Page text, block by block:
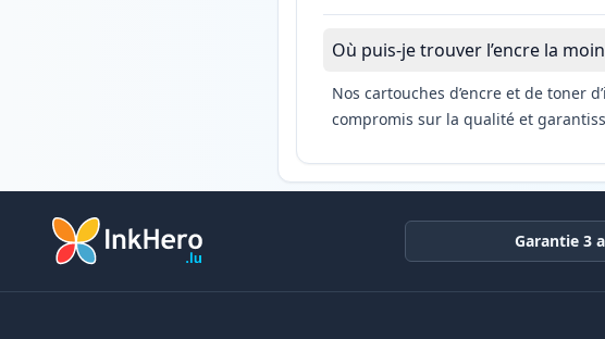
Où puis-je trouver l’encre la
Nos cartouches d’encre et de toner
compromis sur la qualité et
Garantie 3